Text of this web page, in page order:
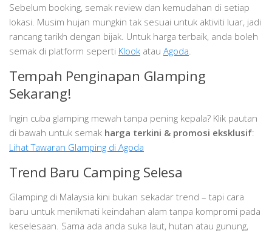
Sebelum booking, semak review dan kemudahan di setiap
lokasi. Musim hujan mungkin tak sesuai untuk aktiviti luar, jadi
rancang tarikh dengan bijak. Untuk harga terbaik, anda boleh
semak di platform seperti Klook atau Agoda
Tempah Penginapan Glamping
Sekarang!
Ingin cuba glamping mewah tanpa pening kepala? Klik pautan
di bawah untuk semak harga terkini & promosi eksklusif:
Lihat Tawaran Glamping di Agoda
Trend Baru Camping Selesa
Glamping di Malaysia kini bukan sekadar trend – tapi cara
baru untuk menikmati keindahan alam tanpa kompromi pada
keselesaan. Sama ada anda suka laut, hutan atau gunung,